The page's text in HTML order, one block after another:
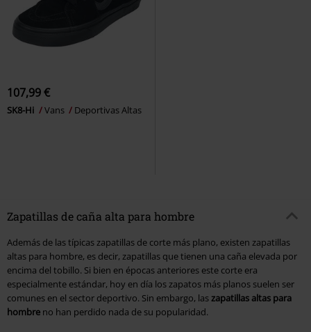
107,99 €
SK8-Hi Vans Deportivas Altas
Zapatillas de caña alta para hombre
Además de las típicas zapatillas de corte más plano, existen zapatillas
altas para hombre, es decir, zapatillas que tienen una caña elevada por
encima del tobillo. Si bien en épocas anteriores este corte era
especialmente estándar, hoy en día los zapatos más planos suelen ser
comunes en el sector deportivo. Sin embargo, laszapatillas altas para
hombre no han perdido nada de su popularidad.